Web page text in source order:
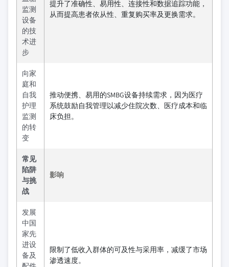
监测
设备
的技
术进
步
提升了准确性、易用性、连接性和数据追踪功能，
从而提高患者依从性、重复购买率及更换需求。
向家
庭和
自我
护理
监测
的转
变
推动便携、易用的SMBG设备持续需求，因为医疗
系统鼓励自我管理以减少住院次数、医疗成本和临
床负担。
常见
陷阱
与挑
战
影响
发展
中国
家先
进设
备及
限制了低收入群体的可及性与采用率，减缓了市场
渗透速度。